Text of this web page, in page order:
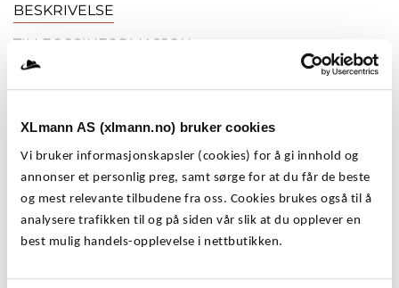
XLmann AS (xlmann.no) bruker cookies
Vi bruker informasjonskapsler (cookies) for å gi innhold og
annonser et personlig preg, samt sørge for at du får de beste
og mest relevante tilbudene fra oss. Cookies brukes også til å
analysere trafikken til og på siden vår slik at du opplever en
best mulig handels-opplevelse i nettbutikken.
R
6
9
9
-
4
9
,
-
BESKRIVELSE
TILLEGGSINFORMASJON
størrelser til menn fra North56 DENIM. Myk og god
bukse som ikke gnager og gnisser, men har løs og ledig
passform. Rette bein, snøring i livet.
NORTH56 DENIM Sort Elastisk Sweetpants –
Løs og ledig joggebukse i store størrelser